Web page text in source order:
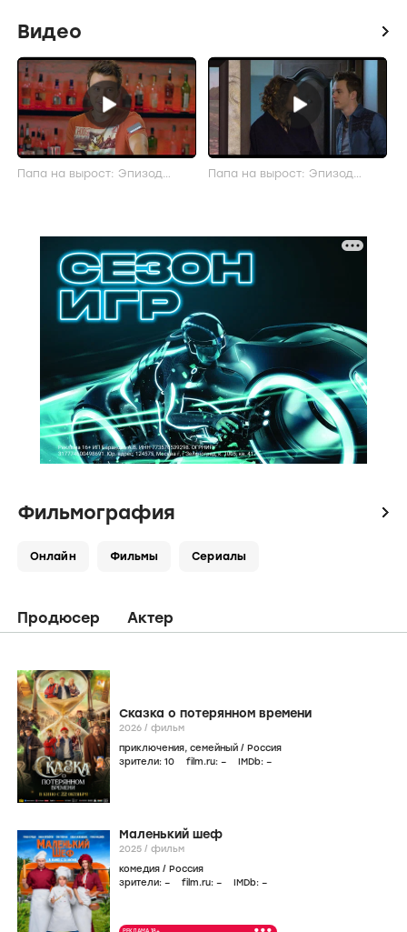
Видео icon
Папа на вырост: Эпизод
Папа на вырост: Эпизод
Фильмография icon
Онлайн Фильмы Сериалы
Продюсер Актер
Сказка о потерянном времени
2026 / фильм
приключения, семейный / Россия
зрители: 10 film.ru: – IMDb: –
Маленький шеф
2025 / фильм
комедия / Россия
зрители: – film.ru: – IMDb: –